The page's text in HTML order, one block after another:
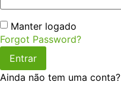
Manter logado
Forgot Password?
Entrar
Ainda não tem uma conta?